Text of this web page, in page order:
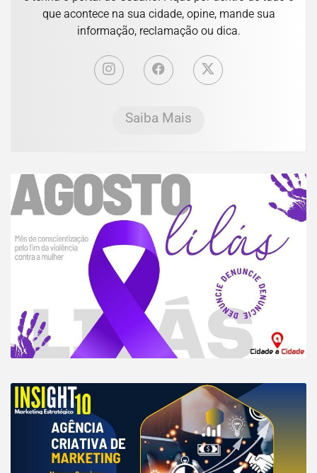
que acontece na sua cidade, opine, mande sua
informação, reclamação ou dica.
Saiba Mais